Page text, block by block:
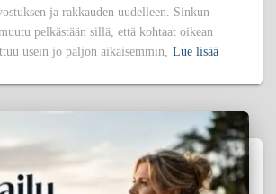
ja rakkauden uudelleen. Sinkun
pelkästään sillä, että kohtaat oikean
usein jo paljon aikaisemmin,
Lue lisää